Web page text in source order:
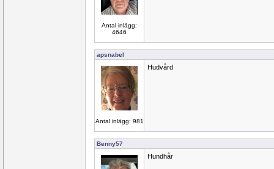
Antal inlägg:
4646
apsnabel
Antal inlägg: 981
Hudvård
Benny57
Hundhår